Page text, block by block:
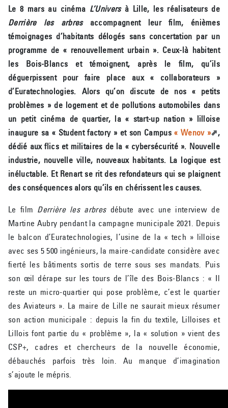
Le 8 mars au cinéma L’Universà Lille, les réalisateurs de
Derrière les arbresaccompagnent leur film, énièmes
témoignages d’habitants délogés sans concertation par un
programme de « renouvellement urbain ». Ceux-là habitent
les Bois-Blancs et témoignent, après le film, qu’ils
déguerpissent pour faire place aux « collaborateurs »
d’Euratechnologies. Alors qu’on discute de nos « petits
problèmes » de logement et de pollutions automobiles dans
un petit cinéma de quartier, la « start-up nation » lilloise
inaugure sa « Student factory » et son Campus« Wenov »
,
dédié aux flics et militaires de la « cybersécurité ». Nouvelle
industrie, nouvelle ville, nouveaux habitants. La logique est
inéluctable. Et Renart se rit des refondateurs qui se plaignent
des conséquences alors qu’ils en chérissent les causes.
Le film Derrière les arbresdébute avec une interview de
Martine Aubry pendant la campagne municipale 2021. Depuis
le balcon d’Euratechnologies, l’usine de la « tech » lilloise
avec ses 5 500 ingénieurs, la maire-candidate considère avec
fierté les bâtiments sortis de terre sous ses mandats. Puis
son œil dérape sur les tours de l’île des Bois-Blancs : « Il
reste un micro-quartier qui pose problème, c’est le quartier
des Aviateurs ». La maire de Lille ne saurait mieux résumer
son action municipale : depuis la fin du textile, Lilloises et
Lillois font partie du « problème », la « solution » vient des
CSP+, cadres et chercheurs de la nouvelle économie,
débauchés parfois très loin. Au manque d’imagination
s’ajoute le mépris.